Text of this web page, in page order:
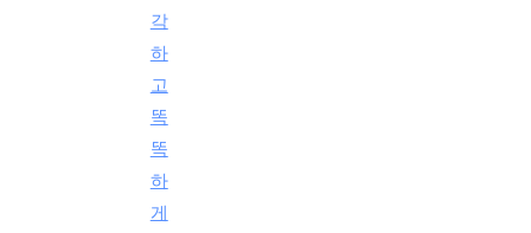
각
하
고
똑
똑
하
게